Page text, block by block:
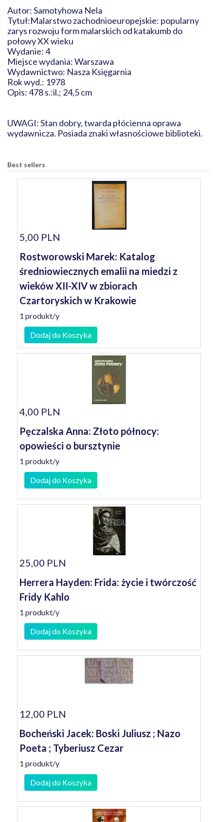
Autor: Samotyhowa Nela
Tytuł:Malarstwo zachodnioeuropejskie: popularny
zarys rozwoju form malarskich od katakumb do
połowy XX wieku
Wydanie: 4
Miejsce wydania: Warszawa
Wydawnictwo: Nasza Księgarnia
Rok wyd.: 1978
Opis: 478 s.:il.; 24,5 cm
UWAGI: Stan dobry, twarda płócienna oprawa
wydawnicza. Posiada znaki własnościowe biblioteki.
Best sellers
5,00 PLN
Rostworowski Marek: Katalog
średniowiecznych emalii na miedzi z
wieków XII-XIV w zbiorach
Czartoryskich w Krakowie
1 produkt/y
Dodaj do Koszyka
4,00 PLN
Pęczalska Anna: Złoto północy:
opowieści o bursztynie
1 produkt/y
Dodaj do Koszyka
25,00 PLN
Herrera Hayden: Frida: życie i twórczość
Fridy Kahlo
1 produkt/y
Dodaj do Koszyka
12,00 PLN
Bocheński Jacek: Boski Juliusz ; Nazo
Poeta ; Tyberiusz Cezar
1 produkt/y
Dodaj do Koszyka